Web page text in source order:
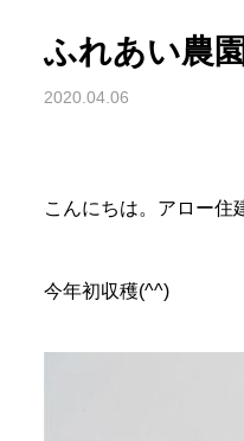
ふれあい農
2020.04.06
こんにちは。アロー
今年初収穫(^^)